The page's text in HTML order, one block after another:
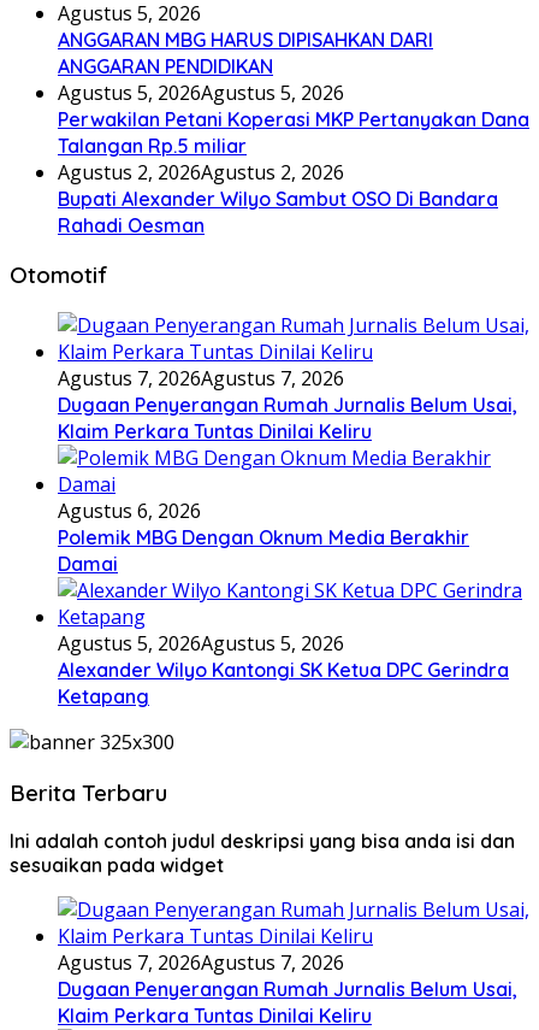
Agustus 5, 2026
ANGGARAN MBG HARUS DIPISAHKAN DARI
ANGGARAN PENDIDIKAN
Agustus 5, 2026Agustus 5, 2026
Perwakilan Petani Koperasi MKP Pertanyakan Dana
Talangan Rp.5 miliar
Agustus 2, 2026Agustus 2, 2026
Bupati Alexander Wilyo Sambut OSO Di Bandara
Rahadi Oesman
Otomotif
Agustus 7, 2026Agustus 7, 2026
Dugaan Penyerangan Rumah Jurnalis Belum Usai,
Klaim Perkara Tuntas Dinilai Keliru
Agustus 6, 2026
Polemik MBG Dengan Oknum Media Berakhir
Damai
Agustus 5, 2026Agustus 5, 2026
Alexander Wilyo Kantongi SK Ketua DPC Gerindra
Ketapang
Berita Terbaru
Ini adalah contoh judul deskripsi yang bisa anda isi dan
sesuaikan pada widget
Agustus 7, 2026Agustus 7, 2026
Dugaan Penyerangan Rumah Jurnalis Belum Usai,
Klaim Perkara Tuntas Dinilai Keliru